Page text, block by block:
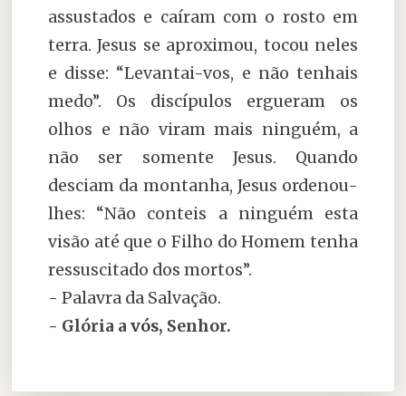
assustados e caíram com o rosto em
terra. Jesus se aproximou, tocou neles
e disse: “Levantai-vos, e não tenhais
medo”. Os discípulos ergueram os
olhos e não viram mais ninguém, a
não ser somente Jesus. Quando
desciam da montanha, Jesus ordenou-
lhes: “Não conteis a ninguém esta
visão até que o Filho do Homem tenha
ressuscitado dos mortos”.
- Palavra da Salvação.
- Glória a vós, Senhor.